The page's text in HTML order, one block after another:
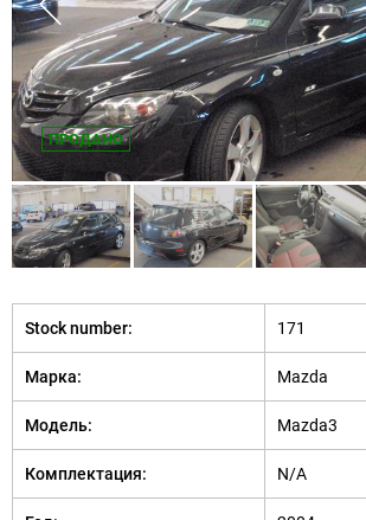
ПРОДАНО
Stock number: 171
Марка: Mazda
Модель: Mazda3
Комплектация: N/A